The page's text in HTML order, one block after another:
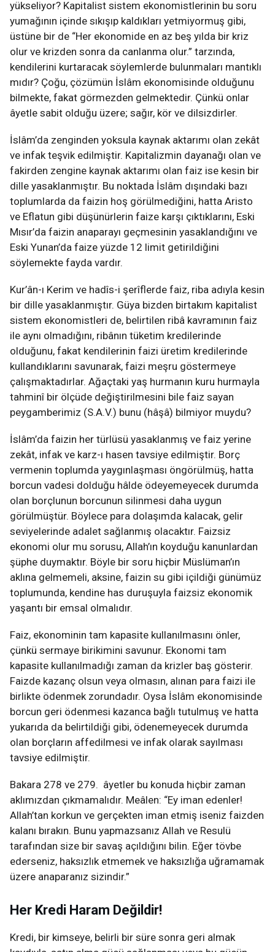
yükseliyor? Kapitalist sistem ekonomistlerinin bu soru
yumağının içinde sıkışıp kaldıkları yetmiyormuş gibi,
üstüne bir de “Her ekonomide en az beş yılda bir kriz
olur ve krizden sonra da canlanma olur.” tarzında,
kendilerini kurtaracak söylemlerde bulunmaları mantıklı
mıdır? Çoğu, çözümün İslâm ekonomisinde olduğunu
bilmekte, fakat görmezden gelmektedir. Çünkü onlar
âyetle sabit olduğu üzere; sağır, kör ve dilsizdirler.
İslâm’da zenginden yoksula kaynak aktarımı olan zekât
ve infak teşvik edilmiştir. Kapitalizmin dayanağı olan ve
fakirden zengine kaynak aktarımı olan faiz ise kesin bir
dille yasaklanmıştır. Bu noktada İslâm dışındaki bazı
toplumlarda da faizin hoş görülmediğini, hatta Aristo
ve Eflatun gibi düşünürlerin faize karşı çıktıklarını, Eski
Mısır’da faizin anaparayı geçmesinin yasaklandığını ve
Eski Yunan’da faize yüzde 12 limit getirildiğini
söylemekte fayda vardır.
Kur’ân-ı Kerim ve hadîs-i şerîflerde faiz, riba adıyla kesin
bir dille yasaklanmıştır. Güya bizden birtakım kapitalist
sistem ekonomistleri de, belirtilen ribâ kavramının faiz
ile aynı olmadığını, ribânın tüketim kredilerinde
olduğunu, fakat kendilerinin faizi üretim kredilerinde
kullandıklarını savunarak, faizi meşru göstermeye
çalışmaktadırlar. Ağaçtaki yaş hurmanın kuru hurmayla
tahminî bir ölçüde değiştirilmesini bile faiz sayan
peygamberimiz (S.A.V.) bunu (hâşâ) bilmiyor muydu?
İslâm’da faizin her türlüsü yasaklanmış ve faiz yerine
zekât, infak ve karz-ı hasen tavsiye edilmiştir. Borç
vermenin toplumda yaygınlaşması öngörülmüş, hatta
borcun vadesi dolduğu hâlde ödeyemeyecek durumda
olan borçlunun borcunun silinmesi daha uygun
görülmüştür. Böylece para dolaşımda kalacak, gelir
seviyelerinde adalet sağlanmış olacaktır. Faizsiz
ekonomi olur mu sorusu, Allah’ın koyduğu kanunlardan
şüphe duymaktır. Böyle bir soru hiçbir Müslüman’ın
aklına gelmemeli, aksine, faizin su gibi içildiği günümüz
toplumunda, kendine has duruşuyla faizsiz ekonomik
yaşantı bir emsal olmalıdır.
Faiz, ekonominin tam kapasite kullanılmasını önler,
çünkü sermaye birikimini savunur. Ekonomi tam
kapasite kullanılmadığı zaman da krizler baş gösterir.
Faizde kazanç olsun veya olmasın, alınan para faizi ile
birlikte ödenmek zorundadır. Oysa İslâm ekonomisinde
borcun geri ödenmesi kazanca bağlı tutulmuş ve hatta
yukarıda da belirtildiği gibi, ödenemeyecek durumda
olan borçların affedilmesi ve infak olarak sayılması
tavsiye edilmiştir.
Bakara 278 ve 279. âyetler bu konuda hiçbir zaman
aklımızdan çıkmamalıdır. Meâlen: “Ey iman edenler!
Allah’tan korkun ve gerçekten iman etmiş iseniz faizden
kalanı bırakın. Bunu yapmazsanız Allah ve Resulü
tarafından size bir savaş açıldığını bilin. Eğer tövbe
ederseniz, haksızlık etmemek ve haksızlığa uğramamak
üzere anaparanız sizindir.”
Her Kredi Haram Değildir!
Kredi, bir kimseye, belirli bir süre sonra geri almak